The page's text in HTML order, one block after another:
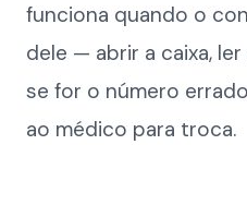
funciona quando o
dele — abrir a caixa,
se for o número
ao médico para troca.